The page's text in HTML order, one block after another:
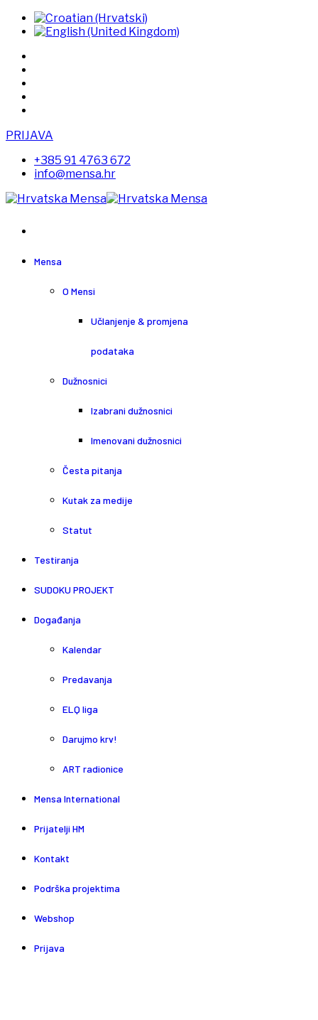
PRIJAVA
+385 91 4763 672
info@mensa.hr
Mensa
O Mensi
Učlanjenje & promjena
podataka
Dužnosnici
Izabrani dužnosnici
Imenovani dužnosnici
Česta pitanja
Kutak za medije
Statut
Testiranja
SUDOKU PROJEKT
Događanja
Kalendar
Predavanja
ELQ liga
Darujmo krv!
ART radionice
Mensa International
Prijatelji HM
Kontakt
Podrška projektima
Webshop
Prijava